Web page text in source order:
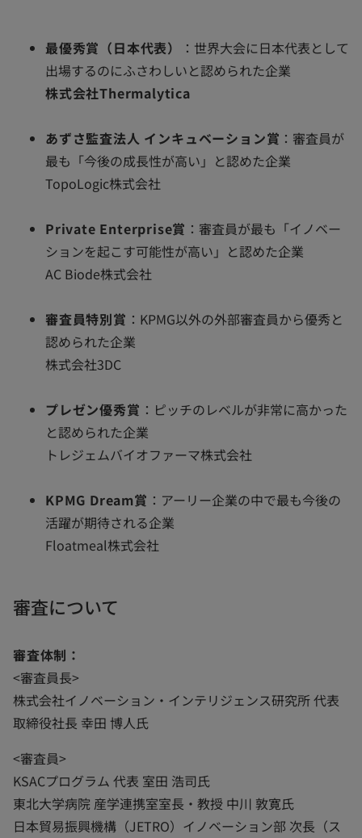
最優秀賞（日本代表）
：世界大会に日本代表として
出場するのにふさわしいと認められた企業
株式会社Thermalytica
あずさ監査法人 インキュベーション賞 ：審査員が
最も「今後の成長性が高い」と認めた企業
TopoLogic株式会社
Private Enterprise賞 ：審査員が最も「イノベー
ションを起こす可能性が高い」と認めた企業
AC Biode株式会社
審査員特別賞 ：KPMG以外の外部審査員から優秀と
認められた企業
株式会社3DC
プレゼン優秀賞 ：ピッチのレベルが非常に高かった
と認められた企業
トレジェムバイオファーマ株式会社
KPMG Dream賞 ：アーリー企業の中で最も今後の
活躍が期待される企業
Floatmeal株式会社
審査について
審査体制：
<審査員長>
株式会社イノベーション・インテリジェンス研究所 代表
取締役社長 幸田 博人氏
<審査員>
KSACプログラム 代表 室田 浩司氏
東北大学病院 産学連携室室長・教授 中川 敦寛氏
日本貿易振興機構（JETRO）イノベーション部 次長（ス